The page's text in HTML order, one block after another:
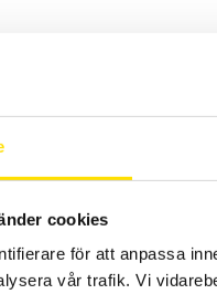
cookies
för att anpassa
vår trafik. Vi